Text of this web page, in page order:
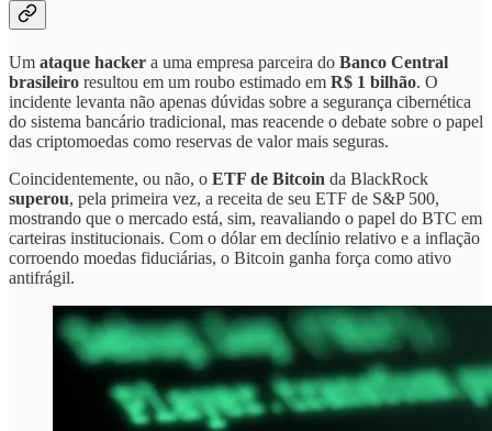
Um ataque hacker a uma empresa parceira do Banco Central
brasileiro resultou em um roubo estimado em R$ 1 bilhão. O
incidente levanta não apenas dúvidas sobre a segurança cibernética
do sistema bancário tradicional, mas reacende o debate sobre o papel
das criptomoedas como reservas de valor mais seguras.
Coincidentemente, ou não, o ETF de Bitcoin da BlackRock
superou, pela primeira vez, a receita de seu ETF de S&P 500,
mostrando que o mercado está, sim, reavaliando o papel do BTC em
carteiras institucionais. Com o dólar em declínio relativo e a inflação
corroendo moedas fiduciárias, o Bitcoin ganha força como ativo
antifrágil.